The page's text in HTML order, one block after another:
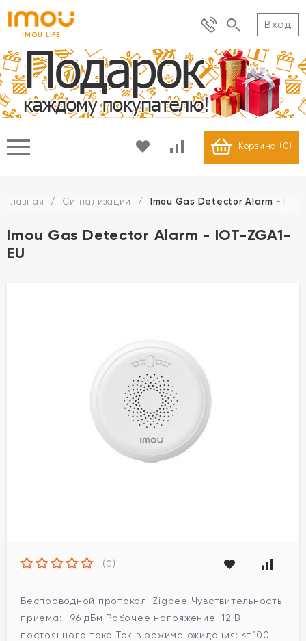
IMOU LIFE
Вход
Корзина ( 0)
Главная / Сигнализации / Imou Gas Detector Alarm - IOT-
Imou Gas Detector Alarm - IOT-ZGA1-
EU
(0)
Беспроводной протокол: Zigbee Чувствительность
приема: -96 дБм Рабочее напряжение: 12 В
постоянного тока Ток в режиме ожидания: <=100